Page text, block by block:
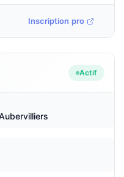
Inscription pro
Actif